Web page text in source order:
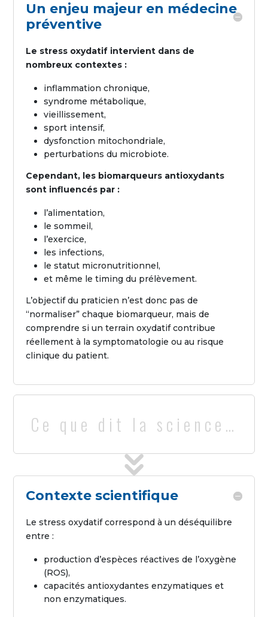
Un enjeu majeur en médecine
préventive
Le stress oxydatif intervient dans de
nombreux contextes :
inflammation chronique,
syndrome métabolique,
vieillissement,
sport intensif,
dysfonction mitochondriale,
perturbations du microbiote.
Cependant, les biomarqueurs antioxydants
sont influencés par :
l’alimentation,
le sommeil,
l’exercice,
les infections,
le statut micronutritionnel,
et même le timing du prélèvement.
L’objectif du praticien n’est donc pas de
“normaliser” chaque biomarqueur, mais de
comprendre si un terrain oxydatif contribue
réellement à la symptomatologie ou au risque
clinique du patient.
Ce que dit la science…
Contexte scientifique
Le stress oxydatif correspond à un déséquilibre
entre :
production d’espèces réactives de l’oxygène
(ROS),
capacités antioxydantes enzymatiques et
non enzymatiques.